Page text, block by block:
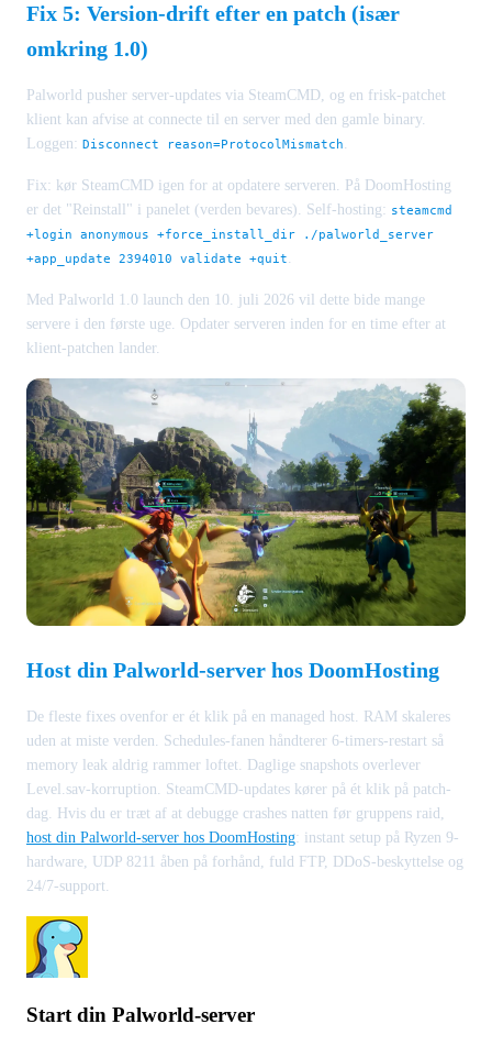
Fix 5: Version-drift efter en patch (især
omkring 1.0)
Palworld pusher server-updates via SteamCMD, og en frisk-patchet
klient kan afvise at connecte til en server med den gamle binary.
Loggen: Disconnect reason=ProtocolMismatch.
Fix: kør SteamCMD igen for at opdatere serveren. På DoomHosting
er det "Reinstall" i panelet (verden bevares). Self-hosting: steamcmd
+login anonymous +force_install_dir ./palworld_server
+app_update 2394010 validate +quit.
Med Palworld 1.0 launch den 10. juli 2026 vil dette bide mange
servere i den første uge. Opdater serveren inden for en time efter at
klient-patchen lander.
Host din Palworld-server hos DoomHosting
De fleste fixes ovenfor er ét klik på en managed host. RAM skaleres
uden at miste verden. Schedules-fanen håndterer 6-timers-restart så
memory leak aldrig rammer loftet. Daglige snapshots overlever
Level.sav-korruption. SteamCMD-updates kører på ét klik på patch-
dag. Hvis du er træt af at debugge crashes natten før gruppens raid,
host din Palworld-server hos DoomHosting: instant setup på Ryzen 9-
hardware, UDP 8211 åben på forhånd, fuld FTP, DDoS-beskyttelse og
24/7-support.
Start din Palworld-server